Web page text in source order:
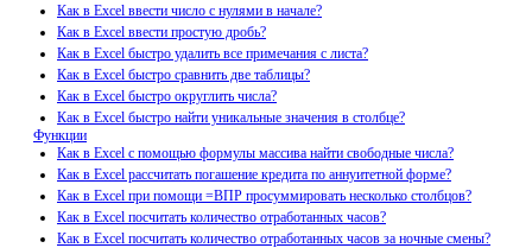
Как в Excel ввести число с нулями в начале?
Как в Excel ввести простую дробь?
Как в Excel быстро удалить все примечания с листа?
Как в Excel быстро сравнить две таблицы?
Как в Excel быстро округлить числа?
Как в Excel быстро найти уникальные значения в столбце?
Функции
Как в Excel с помощью формулы массива найти свободные числа?
Как в Excel рассчитать погашение кредита по аннуитетной форме?
Как в Excel при помощи =ВПР просуммировать несколько столбцов?
Как в Excel посчитать количество отработанных часов?
Как в Excel посчитать количество отработанных часов за ночные смены?